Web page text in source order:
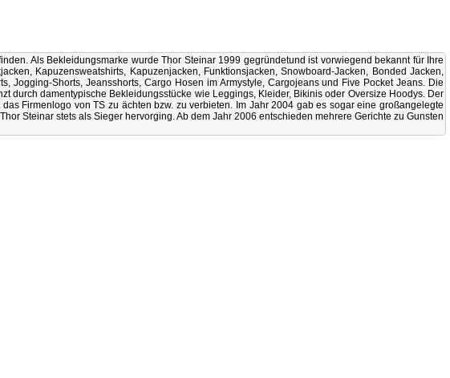
Als Bekleidungsmarke wurde Thor Steinar 1999 gegründetund ist vorwiegend bekannt für Ihre
Kapuzensweatshirts, Kapuzenjacken, Funktionsjacken, Snowboard-Jacken, Bonded Jacken,
Jogging-Shorts, Jeansshorts, Cargo Hosen im Armystyle, Cargojeans und Five Pocket Jeans. Die
durch damentypische Bekleidungsstücke wie Leggings, Kleider, Bikinis oder Oversize Hoodys. Der
Firmenlogo von TS zu ächten bzw. zu verbieten. Im Jahr 2004 gab es sogar eine großangelegte
Steinar stets als Sieger hervorging. Ab dem Jahr 2006 entschieden mehrere Gerichte zu Gunsten